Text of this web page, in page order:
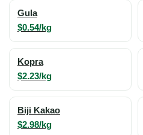
Gula
$0.54/kg
Kopra
$2.23/kg
Biji Kakao
$2.98/kg